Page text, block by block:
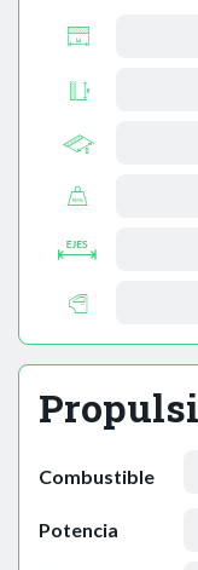
Combustible
Potencia